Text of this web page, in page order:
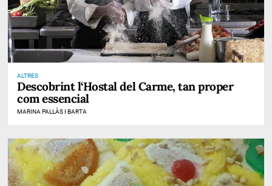
ALTRES
Descobrint l‘Hostal del Carme, tan proper
com essencial
MARINA PALLÀS I BARTA